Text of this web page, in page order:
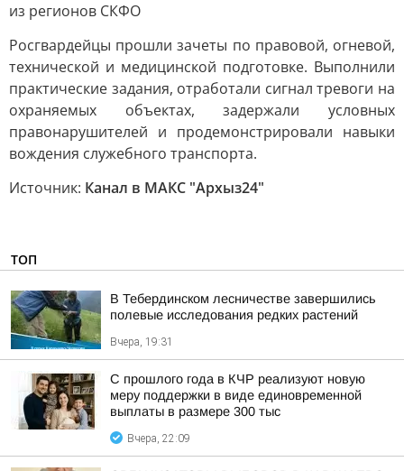
из регионов СКФО
Росгвардейцы прошли зачеты по правовой, огневой,
технической и медицинской подготовке. Выполнили
практические задания, отработали сигнал тревоги на
охраняемых объектах, задержали условных
правонарушителей и продемонстрировали навыки
вождения служебного транспорта.
Источник: Канал в МАКС "Архыз24"
ТОП
В Тебердинском лесничестве завершились
полевые исследования редких растений
Вчера, 19:31
С прошлого года в КЧР реализуют новую
меру поддержки в виде единовременной
выплаты в размере 300 тыс
Вчера, 22:09